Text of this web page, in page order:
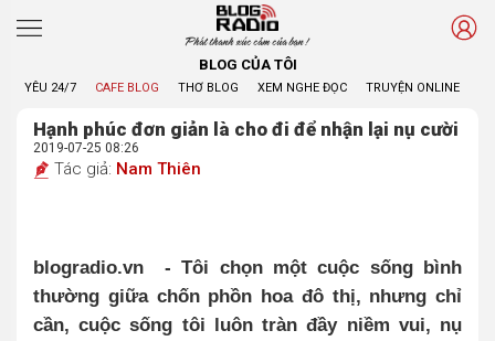
Phát thanh xúc cảm của bạn !
BLOG CỦA TÔI
YÊU 24/7 CAFE BLOG THƠ BLOG XEM NGHE ĐỌC TRUYỆN ONLINE
Hạnh phúc đơn giản là cho đi để nhận lại nụ cười
2019-07-25 08:26
Tác giả: Nam Thiên
blogradio.vn - Tôi chọn một cuộc sống bình
thường giữa chốn phồn hoa đô thị, nhưng chỉ
cần, cuộc sống tôi luôn tràn đầy niềm vui, nụ